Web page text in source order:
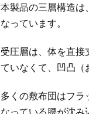
本製品の三層構造は
なっています。
受圧層は、体を直接
ていなくて、凹凸（
多くの敷布団はフラ
なっている腰が沈み